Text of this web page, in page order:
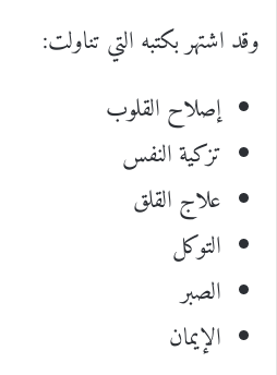
وقد اشتهر بكتبه التي تناولت:
إصلاح القلوب
تزكية النفس
علاج القلق
التوكل
الصبر
الإيمان